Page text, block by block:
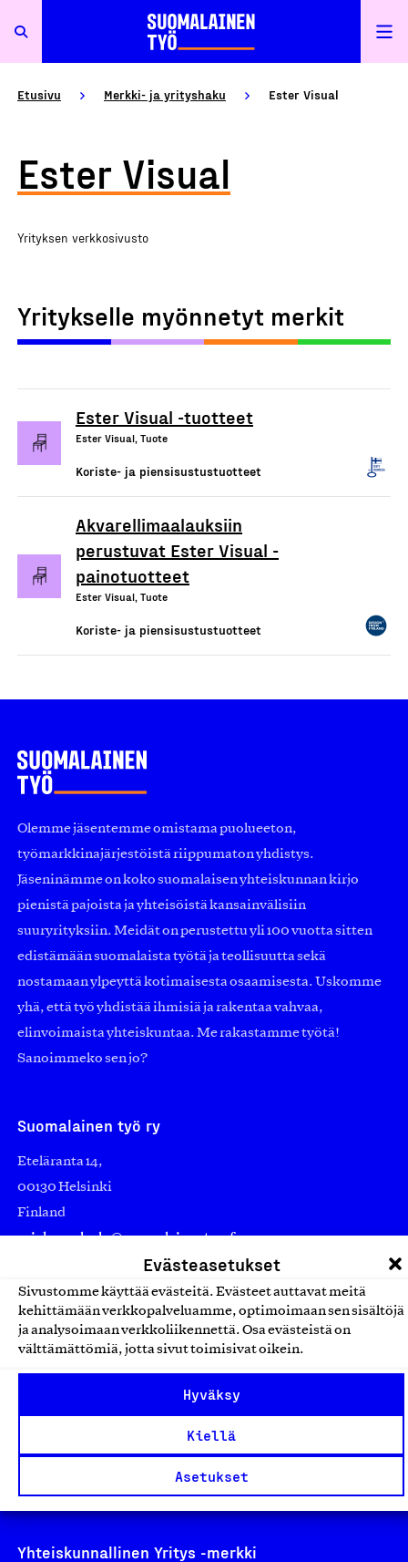
Evästeasetukset
Sivustomme käyttää evästeitä. Evästeet auttavat meitä
kehittämään verkkopalveluamme, optimoimaan sen sisältöjä
ja analysoimaan verkkoliikennettä. Osa evästeistä on
välttämättömiä, jotta sivut toimisivat oikein.
Hyväksy
Kiellä
Asetukset
Etusivu Merkki- ja yrityshaku Ester Visual
Ester Visual
Yrityksen verkkosivusto
Yritykselle myönnetyt merkit
Ester Visual -tuotteet
Ester Visual, Tuote
Koriste- ja piensisustustuotteet
Akvarellimaalauksiin
perustuvat Ester Visual -
painotuotteet
Ester Visual, Tuote
Koriste- ja piensisustustuotteet
Olemme jäsentemme omistama puolueeton,
työmarkkinajärjestöistä riippumaton yhdistys.
Jäseninämme on koko suomalaisen yhteiskunnan kirjo
pienistä pajoista ja yhteisöistä kansainvälisiin
suuryrityksiin. Meidät on perustettu yli 100 vuotta sitten
edistämään suomalaista työtä ja teollisuutta sekä
nostamaan ylpeyttä kotimaisesta osaamisesta. Uskomme
yhä, että työ yhdistää ihmisiä ja rakentaa vahvaa,
elinvoimaista yhteiskuntaa. Me rakastamme työtä!
Sanoimmeko sen jo?
Suomalainen työ ry
Eteläranta 14,
00130 Helsinki
Finland
asiakaspalvelu@suomalainentyo.fi
laskutus@suomalainentyo.fi
Design From Finland
Yhteiskunnallinen Yritys -merkki